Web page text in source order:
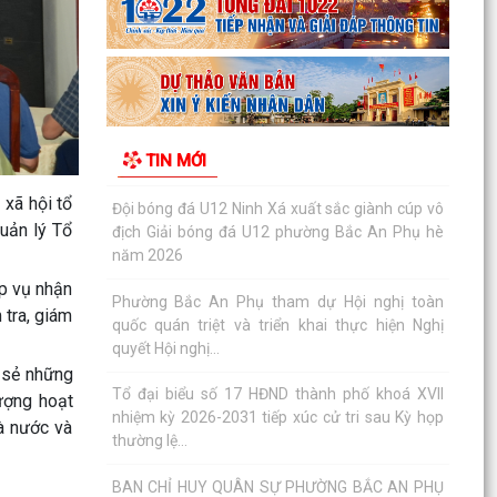
xã hội tổ
lý Tổ
vụ nhận
giám
những
hoạt
nước và
TIN MỚI
Phường Bắc An Phụ tham dự Hội nghị toàn
quốc quán triệt và triển khai thực hiện Nghị
quyết Hội nghị...
Tổ đại biểu số 17 HĐND thành phố khoá XVII
thường lệ...
BAN CHỈ HUY QUÂN SỰ PHƯỜNG BẮC AN PHỤ
THÔNG BÁO VỀ VIỆC TỔ CHỨC TIẾP CÔNG DÂN
phường và Nhân dân phường Bắc An Phụ tri ân
các Anh hùng...
(27/7/1947 - 27/7/2026): Khắc ghi công lao,
tiếp nối đạo...
siêu, Lễ dâng hương, thắp nến tri ân các Anh